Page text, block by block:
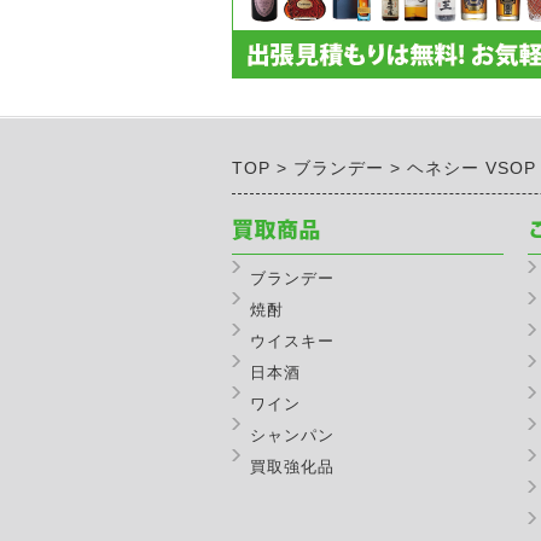
TOP ブランデー ヘネシー VSOP
ブランデー
焼酎
ウイスキー
日本酒
ワイン
シャンパン
買取強化品